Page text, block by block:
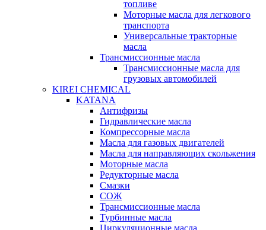
топливе
Моторные масла для легкового
транспорта
Универсальные тракторные
масла
Трансмиссионные масла
Трансмиссионные масла для
грузовых автомобилей
KIREI CHEMICAL
KATANA
Антифризы
Гидравлические масла
Компрессорные масла
Масла для газовых двигателей
Масла для направляющих скольжения
Моторные масла
Редукторные масла
Смазки
СОЖ
Трансмиссионные масла
Турбинные масла
Циркуляционные масла